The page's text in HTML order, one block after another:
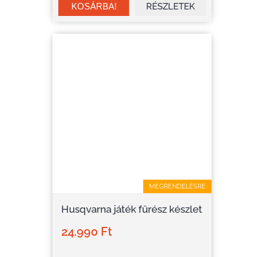
RÉSZLETEK
MEGRENDELÉSRE
Husqvarna játék fűrész készlet
24.990 Ft